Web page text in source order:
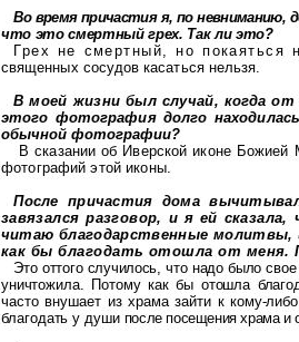
Во время причастия я, по невниманию,
что это смертный грех. Так ли это?
Грех не смертный, но покаяться
священных сосудов касаться нельзя.
Вмоей жизни был случай, когда
этого фотография долго
обычной фотографии?
В сказании об Иверской иконе Божией
фотографий этой иконы.
После причастия дома
завязался разговор, и я ей
читаю благодарственные молитвы,
как бы благодать отошла от меня.
Это оттого случилось, что надо было
уничтожила. Потому как бы отошла
часто внушает из храма зайти к кому-
благодать у души после посещения храма и